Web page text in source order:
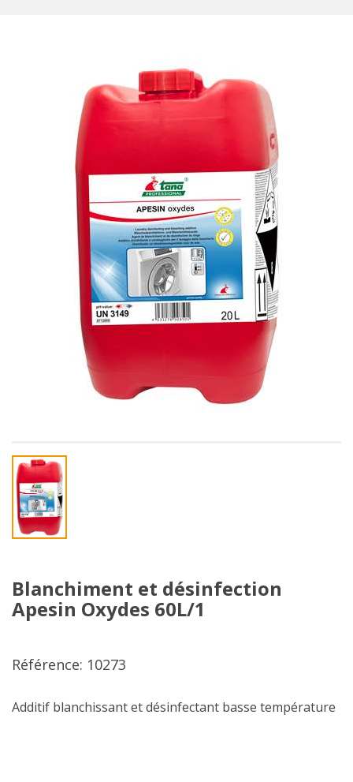
Blanchiment et désinfection
Apesin Oxydes 60L/1
Référence: 10273
Additif blanchissant et désinfectant basse température